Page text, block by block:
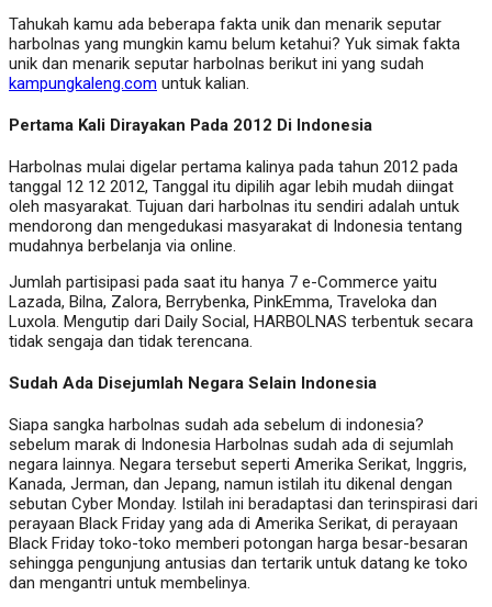
Tahukah kamu ada beberapa fakta unik dan menarik seputar
harbolnas yang mungkin kamu belum ketahui? Yuk simak fakta
unik dan menarik seputar harbolnas berikut ini yang sudah
kampungkaleng.com untuk kalian.
Pertama Kali Dirayakan Pada 2012 Di Indonesia
Harbolnas mulai digelar pertama kalinya pada tahun 2012 pada
tanggal 12 12 2012, Tanggal itu dipilih agar lebih mudah diingat
oleh masyarakat. Tujuan dari harbolnas itu sendiri adalah untuk
mendorong dan mengedukasi masyarakat di Indonesia tentang
mudahnya berbelanja via online.
Jumlah partisipasi pada saat itu hanya 7 e-Commerce yaitu
Lazada, Bilna, Zalora, Berrybenka, PinkEmma, Traveloka dan
Luxola. Mengutip dari Daily Social, HARBOLNAS terbentuk secara
tidak sengaja dan tidak terencana.
Sudah Ada Disejumlah Negara Selain Indonesia
Siapa sangka harbolnas sudah ada sebelum di indonesia?
sebelum marak di Indonesia Harbolnas sudah ada di sejumlah
negara lainnya. Negara tersebut seperti Amerika Serikat, Inggris,
Kanada, Jerman, dan Jepang, namun istilah itu dikenal dengan
sebutan Cyber Monday. Istilah ini beradaptasi dan terinspirasi dari
perayaan Black Friday yang ada di Amerika Serikat, di perayaan
Black Friday toko-toko memberi potongan harga besar-besaran
sehingga pengunjung antusias dan tertarik untuk datang ke toko
dan mengantri untuk membelinya.